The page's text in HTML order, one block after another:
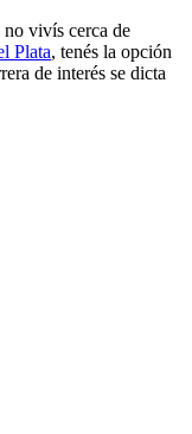
no vivís cerca de
Plata, tenés la opción
de interés se dicta